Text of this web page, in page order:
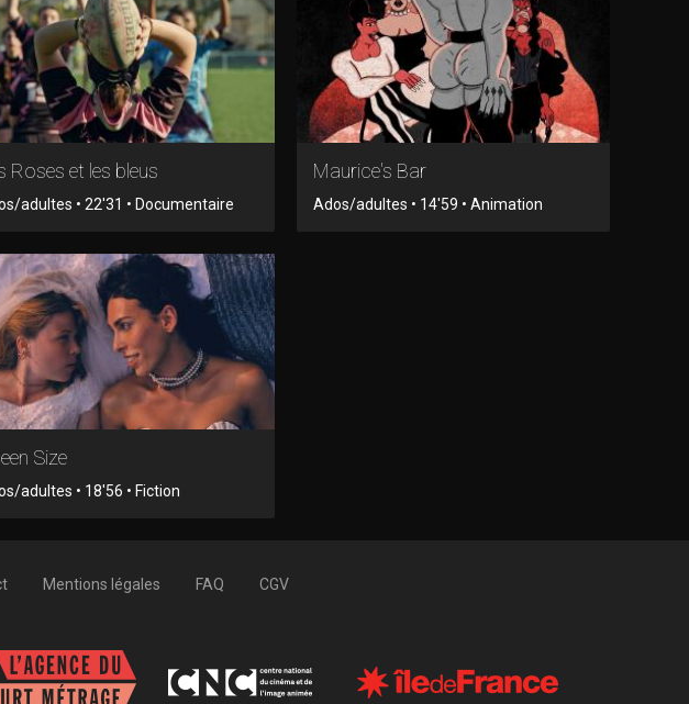
Roses et les bleus
adultes • 22'31 • Documentaire
Maurice's Bar
Ados/adultes • 14'59 • Animation
Size
adultes • 18'56 • Fiction
Mentions légales FAQ CGV